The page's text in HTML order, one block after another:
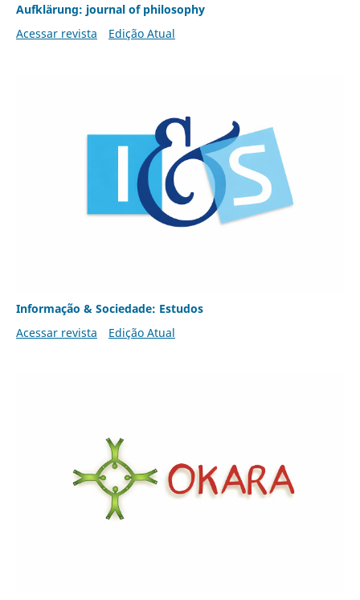
Aufklärung: journal of philosophy
Acessar revista
Edição Atual
Informação & Sociedade: Estudos
Acessar revista
Edição Atual